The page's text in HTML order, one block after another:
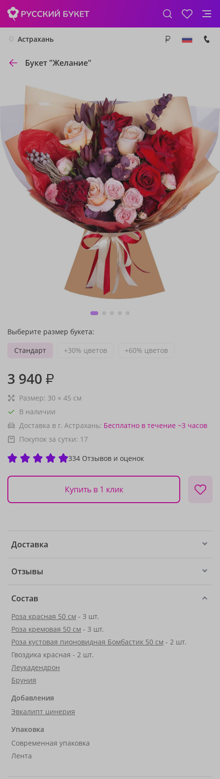
Астрахань
Букет "Желание"
Выберите размер букета:
Стандарт
+30% цветов +60% цветов
3 940 ₽
Размер: 30 × 45 см
В наличии
Доставка в г. Астрахань: Бесплатно в течение ~3 часов
Покупок за сутки: 17
334 Отзывов и оценок
Купить в 1 клик
Доставка
Отзывы
Состав
Роза красная 50 см - 3 шт.
Роза кремовая 50 см - 3 шт.
Роза кустовая пионовидная Бомбастик 50 см - 2 шт.
Гвоздика красная - 2 шт.
Леукадендрон
Бруния
Добавления
Эвкалипт цинерия
Упаковка
Современная упаковка
Лента